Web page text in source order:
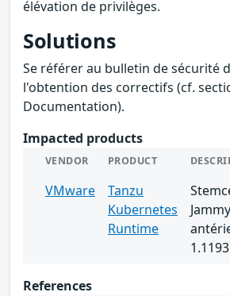
élévation de privilèges.
Solutions
Se référer au bulletin de sécurité
l'obtention des correctifs (cf.
Documentation).
Impacted products
VENDOR PRODUCT
VMware
Tanzu
Kubernetes
Runtime
References